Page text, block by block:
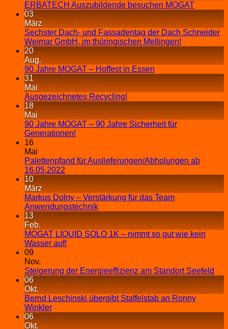
ERBATECH Auszubildende besuchen MOGAT
03
März
Sechster Dach- und Fassadentag der Dach Schneider
Weimar GmbH, im thüringischen Mellingen!
20
Aug.
90 Jahre MOGAT – Hoffest in Essen
31
Mai
Ausgezeichnetes Recycling!
18
Mai
90 Jahre MOGAT – 90 Jahre Sicherheit für
Generationen!
16
Mai
Palettenpfand für Auslieferungen/Abholungen ab
16.05.2022
10
März
Markus Dolny – Verstärkung für das Team
Anwendungstechnik
13
Feb.
MOGAT LIQUID SOLO 1K – nimmt so gut wie kein
Wasser auf!
09
Nov.
Steigerung der Energieeffizienz am Standort Seefeld
06
Okt.
Bernd Leschinski übergibt Staffelstab an Ronny
Winkler
06
Okt.